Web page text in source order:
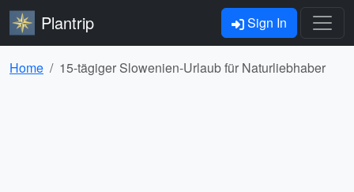
Plantrip Sign In
Home 15-tägiger Slowenien-Urlaub für Naturliebhaber